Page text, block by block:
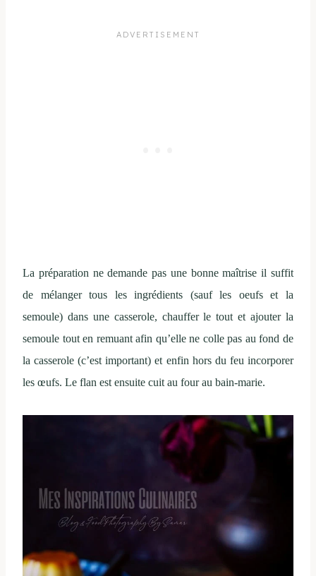
La préparation ne demande pas une bonne maîtrise il suffit
de mélanger tous les ingrédients (sauf les oeufs et la
semoule) dans une casserole, chauffer le tout et ajouter la
semoule tout en remuant afin qu’elle ne colle pas au fond de
la casserole (c’est important) et enfin hors du feu incorporer
les œufs. Le flan est ensuite cuit au four au bain-marie.